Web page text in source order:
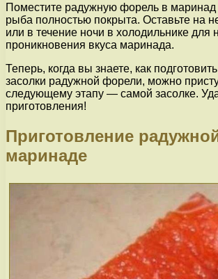
Поместите радужную форель в маринад
рыба полностью покрыта. Оставьте на
или в течение ночи в холодильнике для
проникновения вкуса маринада.
Теперь, когда вы знаете, как
засолки радужной форели, можно
следующему этапу — самой засолке.
приготовления!
Приготовление
маринаде